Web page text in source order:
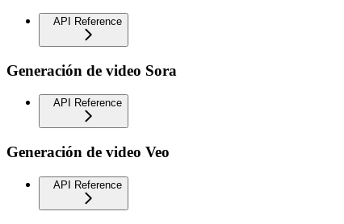
API Reference
Generación de video Sora
API Reference
Generación de video Veo
API Reference